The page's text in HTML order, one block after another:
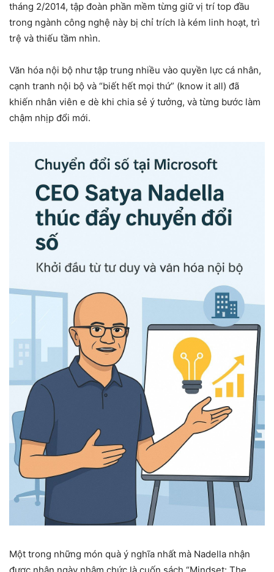
tháng 2/2014, tập đoàn phần mềm từng giữ vị trí top đầu
trong ngành công nghệ này bị chỉ trích là kém linh hoạt, trì
trệ và thiếu tầm nhìn.
Văn hóa nội bộ như tập trung nhiều vào quyền lực cá nhân,
cạnh tranh nội bộ và “biết hết mọi thứ” (know it all) đã
khiến nhân viên e dè khi chia sẻ ý tưởng, và từng bước làm
chậm nhịp đổi mới.
Một trong những món quà ý nghĩa nhất mà Nadella nhận